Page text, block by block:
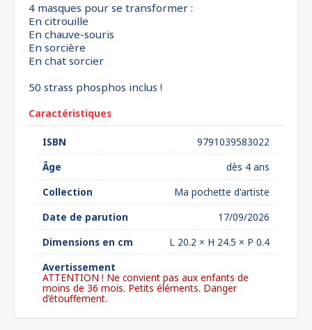
4 masques pour se transformer :
En citrouille
En chauve-souris
En sorcière
En chat sorcier
50 strass phosphos inclus !
Caractéristiques
ISBN
9791039583022
Âge
dès 4 ans
Collection
Ma pochette d'artiste
Date de parution
17/09/2026
Dimensions en cm
L 20.2 × H 24.5 × P 0.4
Avertissement
ATTENTION ! Ne convient pas aux enfants de
moins de 36 mois. Petits éléments. Danger
d’étouffement.